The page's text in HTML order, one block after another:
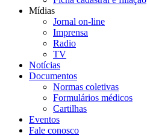
Mídias
Jornal on-line
Imprensa
Radio
TV
Notícias
Documentos
Normas coletivas
Formulários médicos
Cartilhas
Eventos
Fale conosco